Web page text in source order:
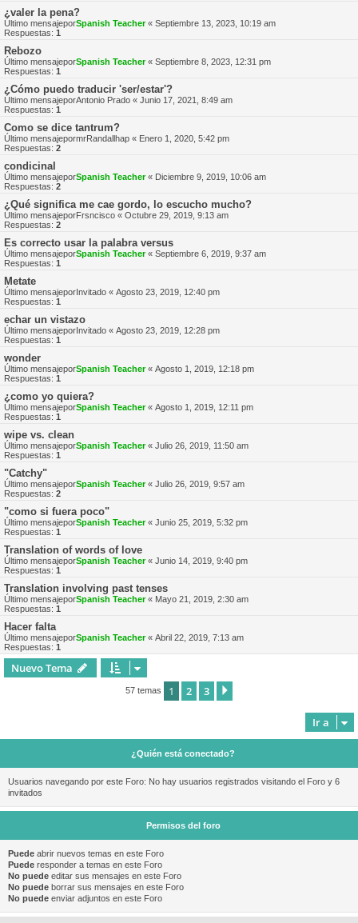
¿valer la pena?
Último mensajeporSpanish Teacher« Septiembre 13, 2023, 10:19 am
Respuestas: 1
Rebozo
Último mensajeporSpanish Teacher« Septiembre 8, 2023, 12:31 pm
Respuestas: 1
¿Cómo puedo traducir 'ser/estar'?
Último mensajeporAntonio Prado « Junio 17, 2021, 8:49 am
Respuestas: 1
Como se dice tantrum?
Último mensajepormrRandallhap « Enero 1, 2020, 5:42 pm
Respuestas: 2
condicinal
Último mensajeporSpanish Teacher« Diciembre 9, 2019, 10:06 am
Respuestas: 2
¿Qué significa me cae gordo, lo escucho mucho?
Último mensajeporFrsncisco « Octubre 29, 2019, 9:13 am
Respuestas: 2
Es correcto usar la palabra versus
Último mensajeporSpanish Teacher« Septiembre 6, 2019, 9:37 am
Respuestas: 1
Metate
Último mensajeporInvitado « Agosto 23, 2019, 12:40 pm
Respuestas: 1
echar un vistazo
Último mensajeporInvitado « Agosto 23, 2019, 12:28 pm
Respuestas: 1
wonder
Último mensajeporSpanish Teacher« Agosto 1, 2019, 12:18 pm
Respuestas: 1
¿como yo quiera?
Último mensajeporSpanish Teacher« Agosto 1, 2019, 12:11 pm
Respuestas: 1
wipe vs. clean
Último mensajeporSpanish Teacher« Julio 26, 2019, 11:50 am
Respuestas: 1
"Catchy"
Último mensajeporSpanish Teacher« Julio 26, 2019, 9:57 am
Respuestas: 2
"como si fuera poco"
Último mensajeporSpanish Teacher« Junio 25, 2019, 5:32 pm
Respuestas: 1
Translation of words of love
Último mensajeporSpanish Teacher« Junio 14, 2019, 9:40 pm
Respuestas: 1
Translation involving past tenses
Último mensajeporSpanish Teacher« Mayo 21, 2019, 2:30 am
Respuestas: 1
Hacer falta
Último mensajeporSpanish Teacher« Abril 22, 2019, 7:13 am
Respuestas: 1
Nuevo Tema
57 temas 1 2 3
Ir a
¿Quién está conectado?
Usuarios navegando por este Foro: No hay usuarios registrados visitando el Foro y 6
invitados
Permisos del foro
Puede abrir nuevos temas en este Foro
Puede responder a temas en este Foro
No puede editar sus mensajes en este Foro
No puede borrar sus mensajes en este Foro
No puede enviar adjuntos en este Foro